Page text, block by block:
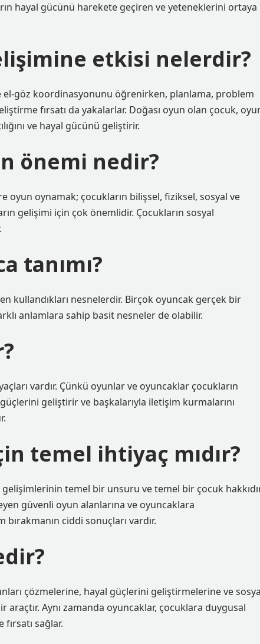
hayal gücünü harekete geçiren ve yeteneklerini ortaya
etkisi nelerdir?
göz koordinasyonunu öğrenirken, planlama, problem
fırsatı da yakalarlar. Doğası oyun olan çocuk,
ve hayal gücünü geliştirir.
önemi nedir?
oynamak; çocukların bilişsel, fiziksel, sosyal ve
gelişimi için çok önemlidir. Çocukların sosyal
tanımı?
kullandıkları nesnelerdir. Birçok oyuncak gerçek bir
anlamlara sahip basit nesneler de olabilir.
vardır. Çünkü oyunlar ve oyuncaklar çocukların
geliştirir ve başkalarıyla iletişim kurmalarını
temel ihtiyaç mıdır?
temel bir unsuru ve temel bir çocuk
güvenli oyun alanlarına ve oyuncaklara
ciddi sonuçları vardır.
çözmelerine, hayal güçlerini geliştirmelerine ve
Aynı zamanda oyuncaklar, çocuklara duygusal
sağlar.